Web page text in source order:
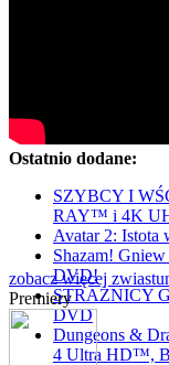
Ostatnio dodane:
SZYBCY I
RAY™ i 4K
Avatar 2:
Shazam!
DVD!
STRAŻNICY
DVD
Dungeons &
4 Ultra HD™,
zobacz więcej
Premiery